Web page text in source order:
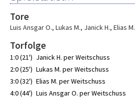
Tore
Luis Ansgar O., Lukas M., Janick H., Elias M.
Torfolge
1:0 (21') Janick H. per Weitschuss
2:0 (25') Lukas M. per Weitschuss
3:0 (32') Elias M. per Weitschuss
4:0 (44') Luis Ansgar O. per Weitschuss